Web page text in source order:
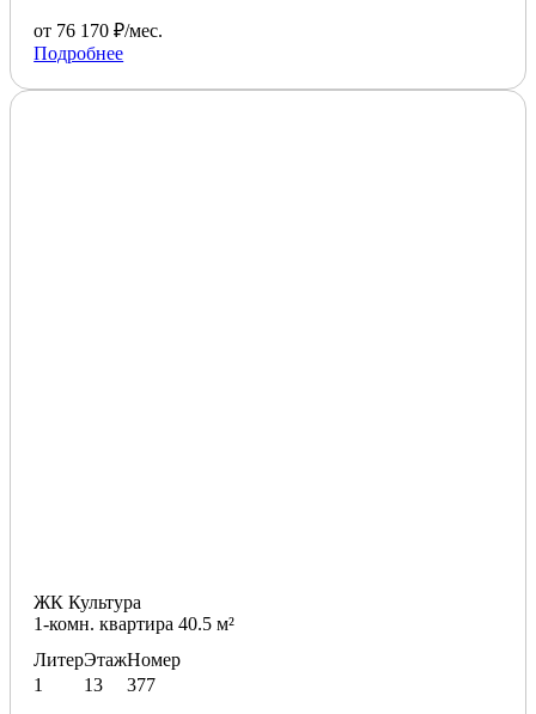
от 76 170 ₽/мес.
Подробнее
ЖК Культура
1-комн. квартира 40.5 м²
Литер
1
Этаж
13
Номер
377